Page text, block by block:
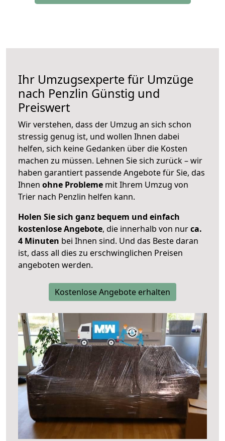
Ihr Umzugsexperte für Umzüge
nach Penzlin Günstig und
Preiswert
Wir verstehen, dass der Umzug an sich schon
stressig genug ist, und wollen Ihnen dabei
helfen, sich keine Gedanken über die Kosten
machen zu müssen. Lehnen Sie sich zurück – wir
haben garantiert passende Angebote für Sie, das
Ihnen ohne Probleme mit Ihrem Umzug von
Trier nach Penzlin helfen kann.
Holen Sie sich ganz bequem und einfach
kostenlose Angebote, die innerhalb von nurca.
4 Minuten bei Ihnen sind. Und das Beste daran
ist, dass all dies zu erschwinglichen Preisen
angeboten werden.
Kostenlose Angebote erhalten